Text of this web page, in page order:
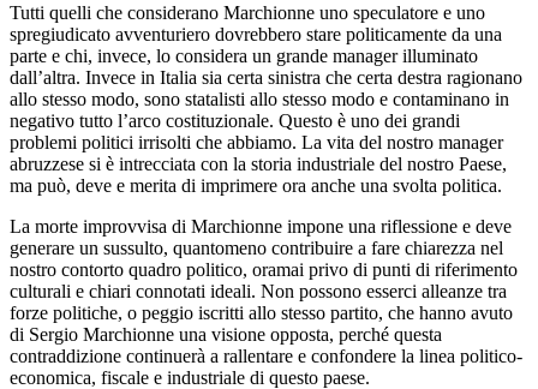
Tutti quelli che considerano Marchionne uno speculatore e uno
spregiudicato avventuriero dovrebbero stare politicamente da una
parte e chi, invece, lo considera un grande manager illuminato
dall’altra. Invece in Italia sia certa sinistra che certa destra ragionano
allo stesso modo, sono statalisti allo stesso modo e contaminano in
negativo tutto l’arco costituzionale. Questo è uno dei grandi
problemi politici irrisolti che abbiamo. La vita del nostro manager
abruzzese si è intrecciata con la storia industriale del nostro Paese,
ma può, deve e merita di imprimere ora anche una svolta politica.
La morte improvvisa di Marchionne impone una riflessione e deve
generare un sussulto, quantomeno contribuire a fare chiarezza nel
nostro contorto quadro politico, oramai privo di punti di riferimento
culturali e chiari connotati ideali. Non possono esserci alleanze tra
forze politiche, o peggio iscritti allo stesso partito, che hanno avuto
di Sergio Marchionne una visione opposta, perché questa
contraddizione continuerà a rallentare e confondere la linea politico-
economica, fiscale e industriale di questo paese.